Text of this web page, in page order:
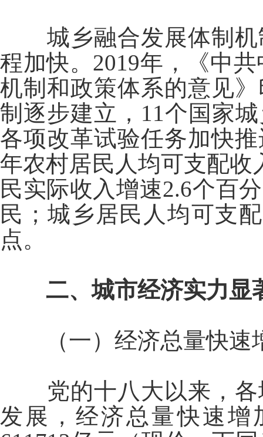
城乡融合发展体制
程加快。2019年，《中
机制和政策体系的意见
制逐步建立，11个国家
各项改革试验任务加快
年农村居民人均可支配收
民实际收入增速2.6个百
民；城乡居民人均可支
点。
二、城市经济实力显
（一）经济总量快
党的十八大以来，
发展，经济总量快速增